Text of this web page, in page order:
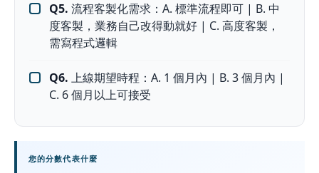
Q5. 流程客製化需求：A. 標準流程即可 | B. 中
度客製，業務自己改得動就好 | C. 高度客製，
需寫程式邏輯
Q6. 上線期望時程：A. 1 個月內 | B. 3 個月內 |
C. 6 個月以上可接受
您的分數代表什麼